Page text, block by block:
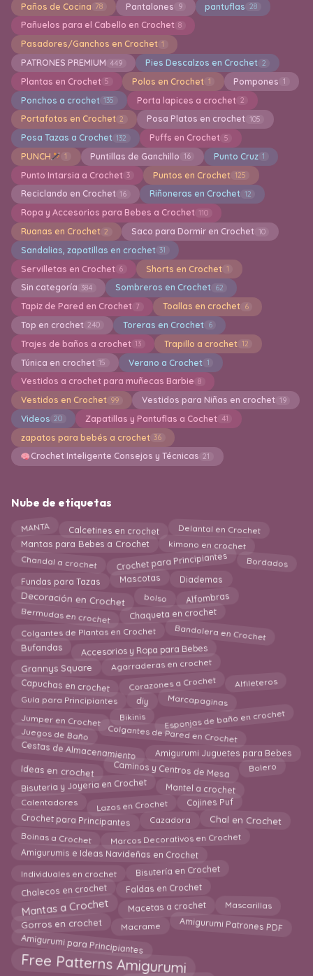
Paños de Cocina 78 Pantalones 9 pantuflas 28
Pañuelos para el Cabello en Crochet 8
Pasadores/Ganchos en Crochet 1
PATRONES PREMIUM 449 Pies Descalzos en Crochet 2
Plantas en Crochet 5 Polos en Crochet 1 Pompones 1
Ponchos a crochet 135 Porta lapices a crochet 2
Portafotos en Crochet 2 Posa Platos en crochet 105
Posa Tazas a Crochet 132 Puffs en Crochet 5
PUNCH 1 Puntillas de Ganchillo 16 Punto Cruz 1
Punto Intarsia a Crochet 3 Puntos en Crochet 125
Reciclando en Crochet 16 Riñoneras en Crochet 12
Ropa y Accesorios para Bebes a Crochet 110
Ruanas en Crochet 2 Saco para Dormir en Crochet 10
Sandalias, zapatillas en crochet 31
Servilletas en Crochet 6 Shorts en Crochet 1
Sin categoría 384 Sombreros en Crochet 62
Tapiz de Pared en Crochet 7 Toallas en crochet 6
Top en crochet 240 Toreras en Crochet 6
Trajes de baños a crochet 13 Trapillo a crochet 12
Túnica en crochet 15 Verano a Crochet 1
Vestidos a crochet para muñecas Barbie 8
Vestidos en Crochet 99 Vestidos para Niñas en crochet 19
Videos 20 Zapatillas y Pantuflas a Cochet 41
zapatos para bebés a crochet 36
Crochet Inteligente Consejos y Técnicas 21
Nube de etiquetas
MANTA Calcetines en crochet Delantal en Crochet
Mantas para Bebes a Crochet kimono en crochet
Chandal a crochet Crochet para Principiantes Bordados
Fundas para Tazas Mascotas Diademas
Decoración en Crochet bolso Alfombras
Bermudas en crochet Chaqueta en crochet
Colgantes de Plantas en Crochet Bandolera en Crochet
Bufandas Accesorios y Ropa para Bebes
Grannys Square Agarraderas en crochet
Capuchas en crochet Corazones a Crochet Alfileteros
Guía para Principiantes diy Marcapaginas
Jumper en Crochet Bikinis Esponjas de baño en crochet
Juegos de Baño Colgantes de Pared en Crochet
Cestas de Almacenamiento Amigurumi Juguetes para Bebes
Ideas en crochet Caminos y Centros de Mesa Bolero
Bisuteria y Joyeria en Crochet Mantel a crochet
Calentadores Lazos en Crochet Cojines Puf
Crochet para Principantes Cazadora Chal en Crochet
Boinas a Crochet Marcos Decorativos en Crochet
Amigurumis e Ideas Navideñas en Crochet
Individuales en crochet Bisutería en Crochet
Chalecos en crochet Faldas en Crochet
Mantas a Crochet Macetas a crochet Mascarillas
Gorros en crochet Macrame Amigurumi Patrones PDF
Amigurumi para Principiantes
Free Patterns Amigurumi